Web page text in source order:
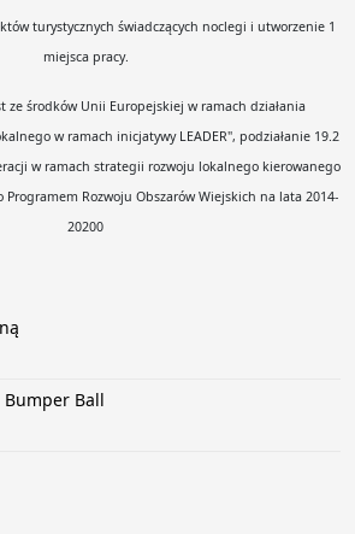
turystycznych świadczących noclegi i utworzenie 1
miejsca pracy.
ze środków Unii Europejskiej w ramach działania
w ramach inicjatywy LEADER", podziałanie 19.2
w ramach strategii rozwoju lokalnego kierowanego
Programem Rozwoju Obszarów Wiejskich na lata 2014-
20200
Bumper Ball